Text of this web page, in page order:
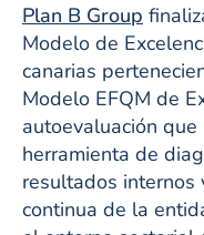
Plan B Group
Modelo de
canarias
Modelo EFQM de
autoevaluación
herramienta de
resultados internos
continua de la